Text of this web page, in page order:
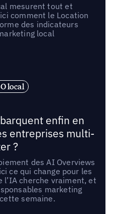
mesurent tout et
comment le Location
des indicateurs
local
local
enfin en
entreprises multi-
?
des AI Overviews
ce qui change pour les
l’IA cherche vraiment, et
marketing
semaine.